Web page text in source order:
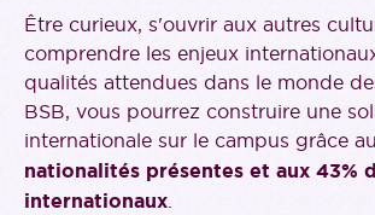
Être curieux, s'ouvrir aux autres
comprendre les enjeux
qualités attendues dans le monde
BSB, vous pourrez construire une
internationale sur le campus grâce
nationalités présentes et aux 43%
internationaux